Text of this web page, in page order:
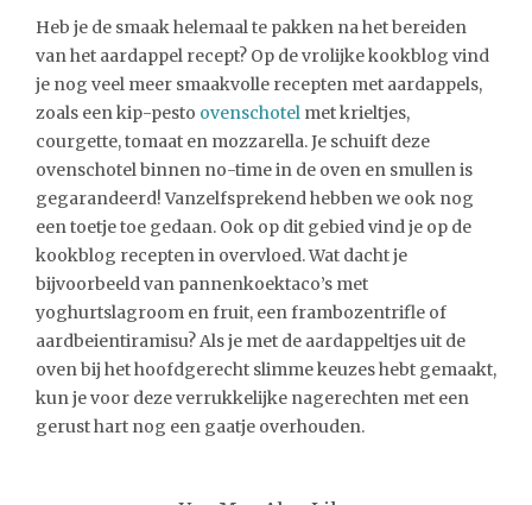
Heb je de smaak helemaal te pakken na het bereiden
van het aardappel recept? Op de vrolijke kookblog vind
je nog veel meer smaakvolle recepten met aardappels,
zoals een kip-pesto ovenschotel met krieltjes,
courgette, tomaat en mozzarella. Je schuift deze
ovenschotel binnen no-time in de oven en smullen is
gegarandeerd!Vanzelfsprekend hebben we ook nog
een toetje toe gedaan. Ook op dit gebied vind je op de
kookblog recepten in overvloed. Wat dacht je
bijvoorbeeld van pannenkoektaco’s met
yoghurtslagroom en fruit, een frambozentrifle of
aardbeientiramisu? Als je met de aardappeltjes uit de
oven bij het hoofdgerecht slimme keuzes hebt gemaakt,
kun je voor deze verrukkelijke nagerechten met een
gerust hart nog een gaatje overhouden.